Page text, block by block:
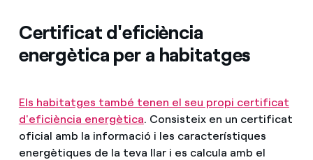
Certificat d'eficiència
energètica per a habitatges
Els habitatges també tenen el seu propi certificat
d'eficiència energètica. Consisteix en un certificat
oficial amb la informació i les característiques
energètiques de la teva llar i es calcula amb el